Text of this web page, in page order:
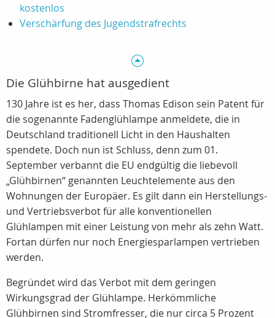
kostenlos
Verschärfung des Jugendstrafrechts
Die Glühbirne hat ausgedient
130 Jahre ist es her, dass Thomas Edison sein Patent für
die sogenannte Fadenglühlampe anmeldete, die in
Deutschland traditionell Licht in den Haushalten
spendete. Doch nun ist Schluss, denn zum 01.
September verbannt die EU endgültig die liebevoll
„Glühbirnen“ genannten Leuchtelemente aus den
Wohnungen der Europäer. Es gilt dann ein Herstellungs-
und Vertriebsverbot für alle konventionellen
Glühlampen mit einer Leistung von mehr als zehn Watt.
Fortan dürfen nur noch Energiesparlampen vertrieben
werden.
Begründet wird das Verbot mit dem geringen
Wirkungsgrad der Glühlampe. Herkömmliche
Glühbirnen sind Stromfresser, die nur circa 5 Prozent